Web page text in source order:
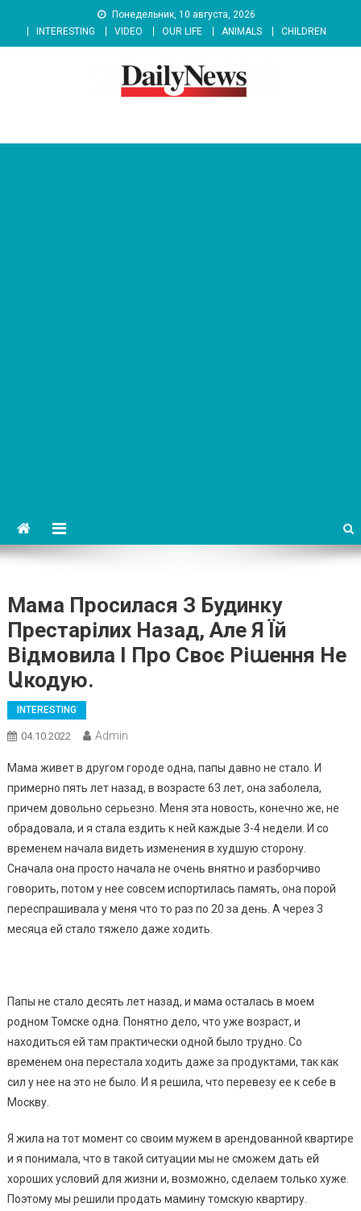
content
Понедельник, 10 августа, 2026
INTERESTING
VIDEO OUR LIFE ANIMALS CHILDREN
Мама Просилася З Будинку
Престарілих Назад, Але Я Їй
Відмовила І Про Своє Ріաення Не
Աкодую.
INTERESTING
04.10.2022 Admin
Мама живет в другом городе одна, папы давно не стало. И
примерно пять лет назад, в возрасте 63 лет, она заболела,
причем довольно серьезно. Меня эта новость, конечно же, не
обрадовала, и я стала ездить к ней каждые 3-4 недели. И со
временем начала видеть изменения в худшую сторону.
Сначала она просто начала не очень внятно и разборчиво
говорить, потом у нее совсем испортилась память, она порой
переспрашивала у меня что то раз по 20 за день. А через 3
месяца ей стало тяжело даже ходить.
Папы не стало десять лет назад, и мама осталась в моем
родном Томске одна. Понятно дело, что уже возраст, и
находиться ей там практически одной было трудно. Со
временем она перестала ходить даже за продуктами, так как
сил у нее на это не было. И я решила, что перевезу ее к себе в
Москву.
Я жила на тот момент со своим мужем в арендованной квартире
и я понимала, что в такой ситуации мы не сможем дать ей
хороших условий для жизни и, возможно, сделаем только хуже.
Поэтому мы решили продать мамину томскую квартиру.